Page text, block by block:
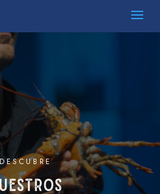
DESCUBRE